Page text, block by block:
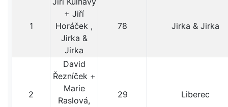
1
+ Jiří
Horáček ,
Jirka &
Jirka
78 Jirka & Jirka
2
David
Řezníček +
Marie
Raslová,
29 Liberec